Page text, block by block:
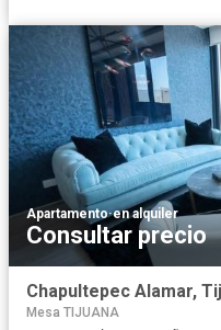
Apartamento·en alquiler
Consultar precio
Chapultepec Alamar,
Mesa TIJUANA